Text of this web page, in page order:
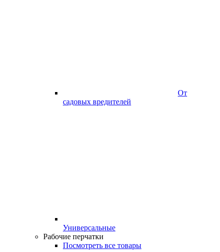
От
садовых вредителей
Универсальные
Рабочие перчатки
Посмотреть все товары